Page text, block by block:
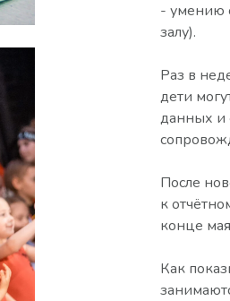
- умению
залу).
Раз в
дети
данных и
После
к
конце
Как